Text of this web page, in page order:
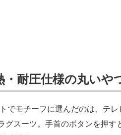
・耐圧仕様の丸いや
でモチーフに選んだのは、テレ
グスーツ。手首のボタンを押す